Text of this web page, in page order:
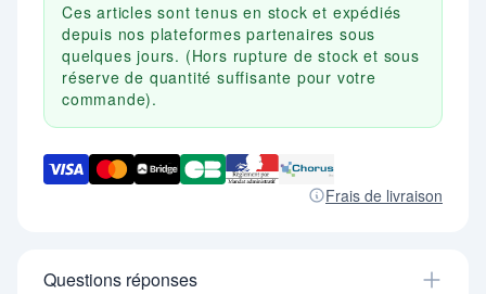
Ces articles sont tenus en stock et expédiés
depuis nos plateformes partenaires sous
quelques jours. (Hors rupture de stock et sous
réserve de quantité suffisante pour votre
commande).
Frais de livraison
Questions réponses